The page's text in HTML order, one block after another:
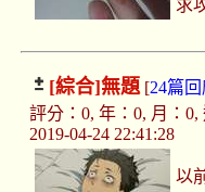
求
[綜合]無題[24篇
評分：0, 年：0, 月：0,
2019-04-24 22:41:28
以